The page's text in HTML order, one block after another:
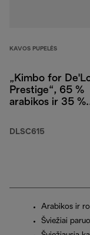
KAVOS PUPELĖS
„Kimbo for
Prestige“, 65 %
arabikos ir 35 %
DLSC615
Arabikos ir
Šviežiai